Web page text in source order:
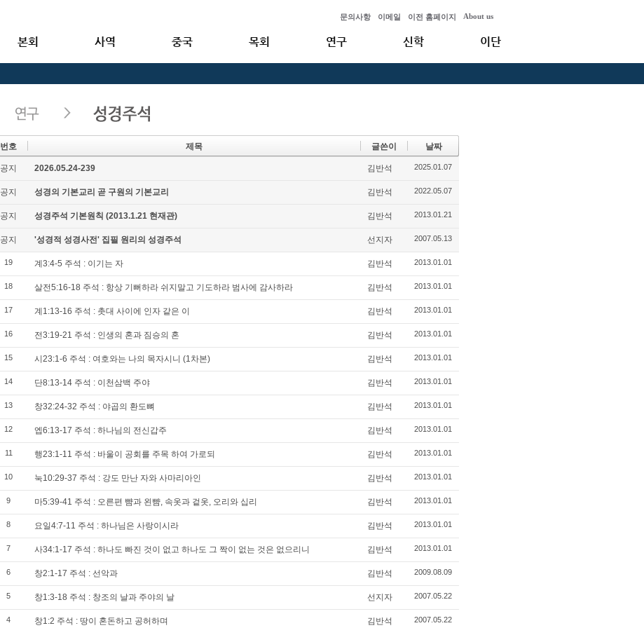
문의사항 이메일 이전 홈페이지 About us
본회 사역 중국 목회 연구 신학 이단
번호 제목 글쓴이 날짜
공지 2026.05.24-239 김반석 2025.01.07
공지 성경의 기본교리 곧 구원의 기본교리 김반석 2022.05.07
공지 성경주석 기본원칙 (2013.1.21 현재관) 김반석 2013.01.21
공지 '성경적 성경사전' 집필 원리의 성경주석 선지자 2007.05.13
19 계3:4-5 주석 : 이기는 자 김반석 2013.01.01
18 살전5:16-18 주석 : 항상 기뻐하라 쉬지말고 기도하라 범사에 감사하라 김반석 2013.01.01
17 계1:13-16 주석 : 촛대 사이에 인자 같은 이 김반석 2013.01.01
16 전3:19-21 주석 : 인생의 혼과 짐승의 혼 김반석 2013.01.01
15 시23:1-6 주석 : 여호와는 나의 목자시니 (1차본) 김반석 2013.01.01
14 단8:13-14 주석 : 이천삼백 주야 김반석 2013.01.01
13 창32:24-32 주석 : 야곱의 환도뼈 김반석 2013.01.01
12 엡6:13-17 주석 : 하나님의 전신갑주 김반석 2013.01.01
11 행23:1-11 주석 : 바울이 공회를 주목 하여 가로되 김반석 2013.01.01
10 눅10:29-37 주석 : 강도 만난 자와 사마리아인 김반석 2013.01.01
9 마5:39-41 주석 : 오른편 뺨과 왼뺨, 속옷과 겉옷, 오리와 십리 김반석 2013.01.01
8 요일4:7-11 주석 : 하나님은 사랑이시라 김반석 2013.01.01
7 사34:1-17 주석 : 하나도 빠진 것이 없고 하나도 그 짝이 없는 것은 없으리니 김반석 2013.01.01
6 창2:1-17 주석 : 선악과 김반석 2009.08.09
5 창1:3-18 주석 : 창조의 날과 주야의 날 선지자 2007.05.22
4 창1:2 주석 : 땅이 혼돈하고 공허하며 김반석 2007.05.22